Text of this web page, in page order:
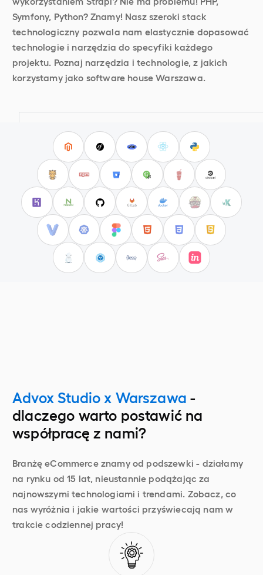
Symfony, Python? Znamy! Nasz szeroki stack
technologiczny pozwala nam elastycznie dopasować
technologie i narzędzia do specyfiki każdego
projektu. Poznaj narzędzia i technologie, z jakich
korzystamy jako software house Warszawa.
Advox Studio x Warszawa -
dlaczego warto postawić na
współpracę z nami?
Branżę eCommerce znamy od podszewki - działamy
na rynku od 15 lat, nieustannie podążając za
najnowszymi technologiami i trendami. Zobacz, co
nas wyróżnia i jakie wartości przyświecają nam w
trakcie codziennej pracy!